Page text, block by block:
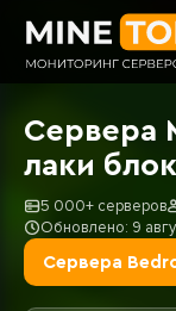
Сервера
лаки
5 000+ серверов
Обновлено: 9
Сервера